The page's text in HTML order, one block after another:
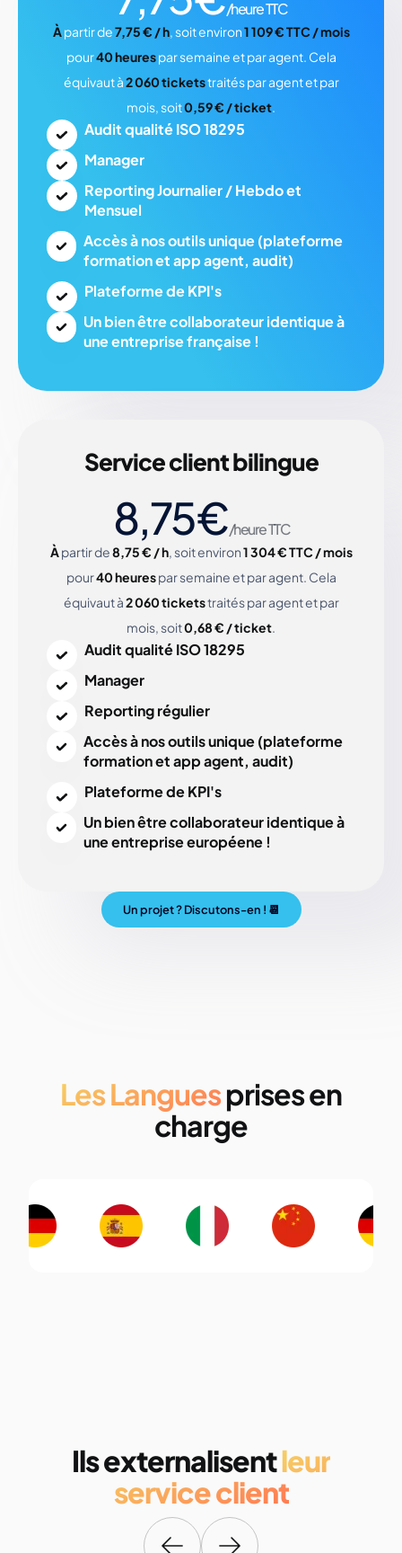
/heure TTC
Àpartir de7,75 € / h, soit environ1 109 € TTC / mois
pour40 heurespar semaine et par agent. Cela
équivaut à2 060 ticketstraités par agent et par
mois, soit0,59 € / ticket.
Audit qualité ISO 18295
Manager
Reporting Journalier / Hebdo et
Mensuel
Accès à nos outils unique (plateforme
formation et app agent, audit)
Plateforme de KPI's
Unbien être collaborateur identique à
une entreprise française !
Service client bilingue
8,75€/heure TTC
Àpartir de8,75 € / h, soit environ1 304 € TTC / mois
pour40 heurespar semaine et par agent. Cela
équivaut à2 060 ticketstraités par agent et par
mois, soit0,68 € / ticket.
Audit qualité ISO 18295
Manager
Reporting régulier
Accès à nos outils unique (plateforme
formation et app agent, audit)
Plateforme de KPI's
Unbien être collaborateur identique à
une entreprise européene !
Un projet ? Discutons-en ! 📆
Les Languesprises en
charge
Ils externalisentleur
service client